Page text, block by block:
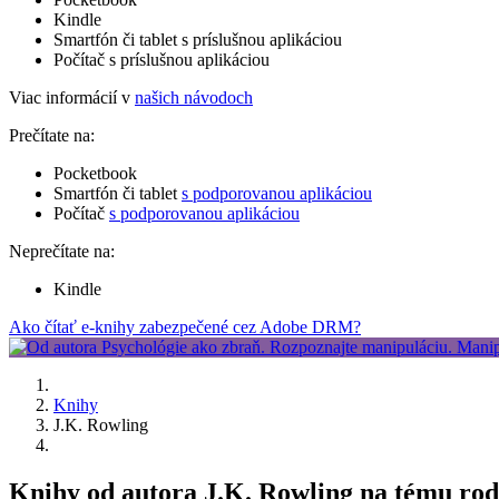
Kindle
Smartfón či tablet s príslušnou aplikáciou
Počítač s príslušnou aplikáciou
Viac informácií v našich návodoch
Prečítate na:
Pocketbook
Smartfón či tablet s podporovanou aplikáciou
Počítač s podporovanou aplikáciou
Neprečítate na:
Kindle
Ako čítať e-knihy zabezpečené cez Adobe DRM?
Knihy
J.K. Rowling
Knihy od autora J.K. Rowling na tému